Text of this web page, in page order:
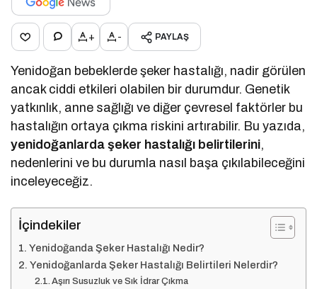
+ - PAYLAŞ
Yenidoğan bebeklerde şeker hastalığı, nadir görülen
ancak ciddi etkileri olabilen bir durumdur. Genetik
yatkınlık, anne sağlığı ve diğer çevresel faktörler bu
hastalığın ortaya çıkma riskini artırabilir. Bu yazıda,
yenidoğanlarda şeker hastalığı belirtilerini,
nedenlerini ve bu durumla nasıl başa çıkılabileceğini
inceleyeceğiz.
İçindekiler
Yenidoğanda Şeker Hastalığı Nedir?
Yenidoğanlarda Şeker Hastalığı Belirtileri Nelerdir?
Aşırı Susuzluk ve Sık İdrar Çıkma